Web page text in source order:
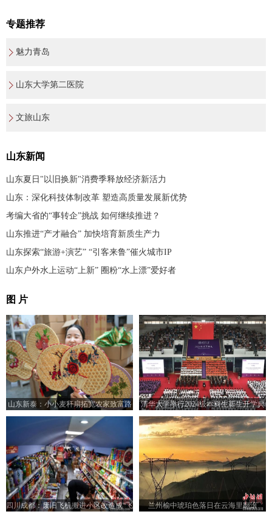
专题推荐
魅力青岛
山东大学第二医院
文旅山东
山东新闻
山东夏日"以旧换新"消费季释放经济新活力
山东：深化科技体制改革 塑造高质量发展新优势
考编大省的“事转企”挑战 如何继续推进？
山东推进“产才融合” 加快培育新质生产力
山东探索“旅游+演艺” “引客来鲁”催火城市IP
山东户外水上运动“上新” 圈粉“水上漂”爱好者
图 片
山东新泰：小小麦秆扇拓宽农家致富路
清华大学举行2024级本科生新生开学典
礼
四川成都：废旧飞机搬进小区改造成“飞
兰州榆中琥珀色落日在云海里翻滚